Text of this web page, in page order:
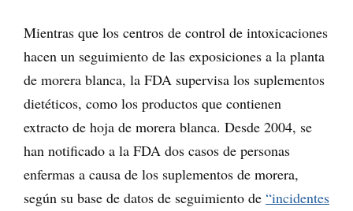
Mientras que los centros de control de intoxicaciones
hacen un seguimiento de las exposiciones a la planta
de morera blanca, la FDA supervisa los suplementos
dietéticos, como los productos que contienen
extracto de hoja de morera blanca. Desde 2004, se
han notificado a la FDA dos casos de personas
enfermas a causa de los suplementos de morera,
según su base de datos de seguimiento de “incidentes